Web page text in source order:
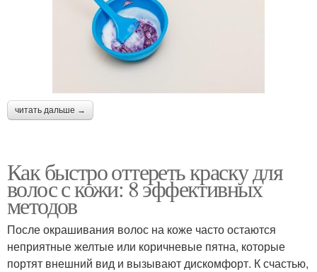
читать дальше →
Как быстро оттереть краску для
волос с кожи: 8 эффективных
методов
После окрашивания волос на коже часто остаются
неприятные желтые или коричневые пятна, которые
портят внешний вид и вызывают дискомфорт. К счастью,